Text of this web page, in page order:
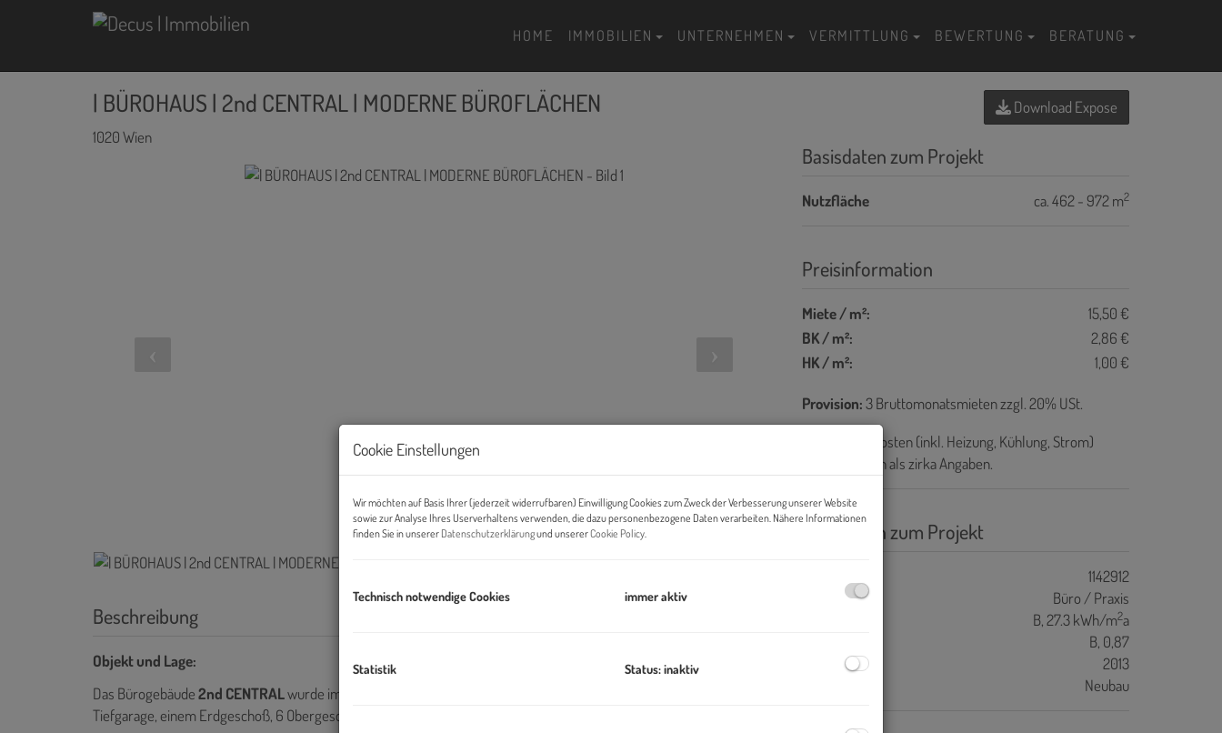
HOME IMMOBILIEN UNTERNEHMEN VERMITTLUNG BEWERTUNG BERATUNG
| BÜROHAUS | 2nd CENTRAL | MODERNE BÜROFLÄCHEN
1020 Wien
Beschreibung
Objekt und Lage:
Das Bürogebäude2nd CENTRALwurde im Jahr 2013 fertig gestellt und erstreckt sich über eine 2-geschoßige
Tiefgarage, einem Erdgeschoß, 6 Obergeschoße sowie ein Dachgeschoß.
Download Expose
Basisdaten zum Projekt
Nutzfläche ca. 462 - 972 m2
Preisinformation
Miete / m²:
15,50 €
BK / m²:
2,86 €
HK / m²:
1,00 €
Provision:3 Bruttomonatsmieten zzgl. 20% USt.
Die Betriebskosten (inkl. Heizung, Kühlung, Strom)
verstehen sich als zirka Angaben.
Basisdaten zum Projekt
1142912
Objektart
Büro / Praxis
B, 27.3 kWh/m2a
B, 0,87
Baujahr
2013
Neubau
Cookie Einstellungen
Wir möchten auf Basis Ihrer (jederzeit widerrufbaren) Einwilligung Cookies zum Zweck der Verbesserung unserer Website
sowie zur Analyse Ihres Userverhaltens verwenden, die dazu personenbezogene Daten verarbeiten. Nähere Informationen
finden Sie in unserer Datenschutzerklärungund unsererCookie Policy.
Technisch notwendige Cookies immer aktiv
Statistik Status: inaktiv